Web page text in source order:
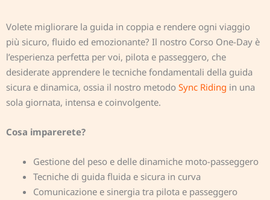
Volete migliorare la guida in coppia e rendere ogni viaggio
più sicuro, fluido ed emozionante? Il nostro Corso One-Day è
l’esperienza perfetta per voi, pilota e passeggero, che
desiderate apprendere le tecniche fondamentali della guida
sicura e dinamica, ossia il nostro metodo Sync Riding in una
sola giornata, intensa e coinvolgente.
Cosa imparerete?
Gestione del peso e delle dinamiche moto-passeggero
Tecniche di guida fluida e sicura in curva
Comunicazione e sinergia tra pilota e passeggero